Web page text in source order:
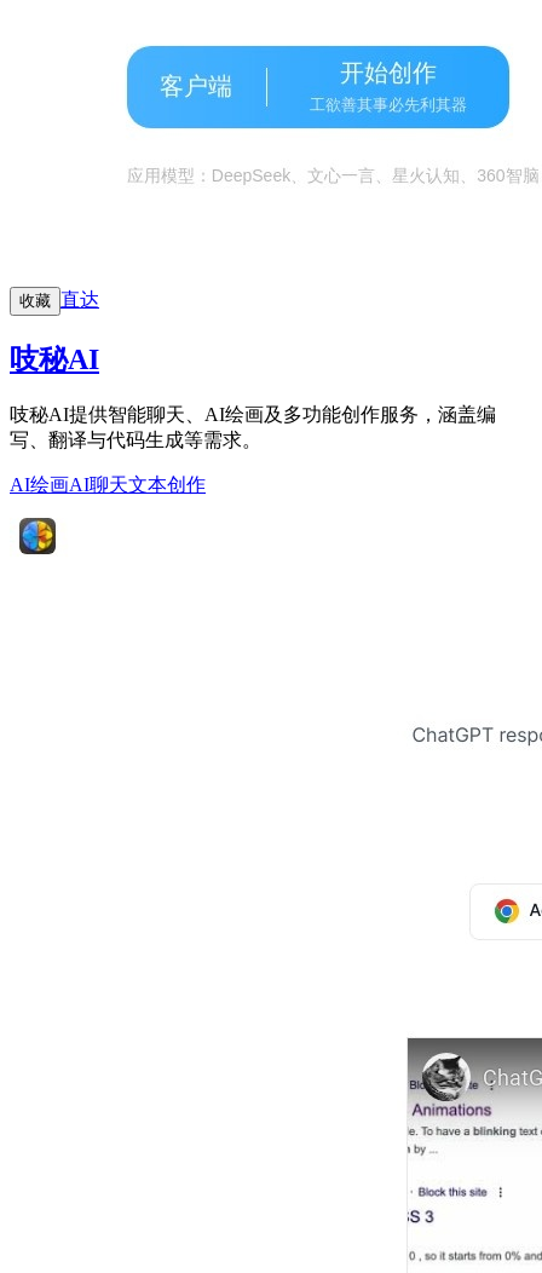
收藏 直达
吱秘AI
吱秘AI提供智能聊天、AI绘画及多功能创作服务，涵盖编
写、翻译与代码生成等需求。
AI绘画AI聊天文本创作